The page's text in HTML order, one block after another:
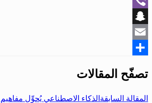
Viber
Snapchat
Email
تصفّح المقالات
المقالة السابقة الذكاء الاصطناعي يُحوِّل